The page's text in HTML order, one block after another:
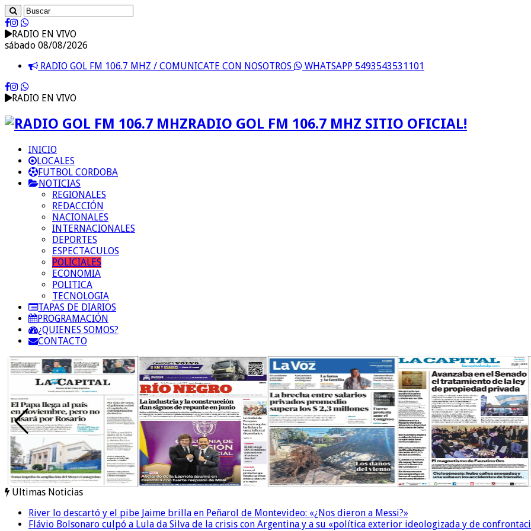
RADIO EN VIVO
sábado 08/08/2026
RADIO GOL FM 106.7 MHZ / COMUNICATE CON NOSOTROS
WHATSAPP 5493543531101
RADIO EN VIVO
RADIO GOL FM 106.7 MHZ SITIO OFICIAL!
INICIO
LOCALES
FUTBOL CORDOBA
NOTICIAS
REGIONALES
REDACCIÓN
NACIONALES
INTERNACIONALES
DEPORTES
ESPECTACULOS
POLICIALES
ECONOMIA
POLITICA
TECNOLOGIA
TAPAS DE DIARIOS
PROGRAMACIÓN
¿QUIENES SOMOS?
CONTACTO
Ultimas Noticias
River lo descartó y el pibe Jaime brilla en Peñarol de Montevideo: «¿Nos dieron a Messi?»
Flávio Bolsonaro culpó a Lula da Silva de la crisis con Argentina y a su «política exterior ideologizada y de